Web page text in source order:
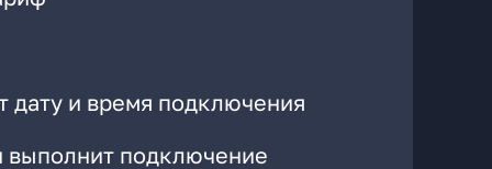
дату и время подключения
выполнит подключение